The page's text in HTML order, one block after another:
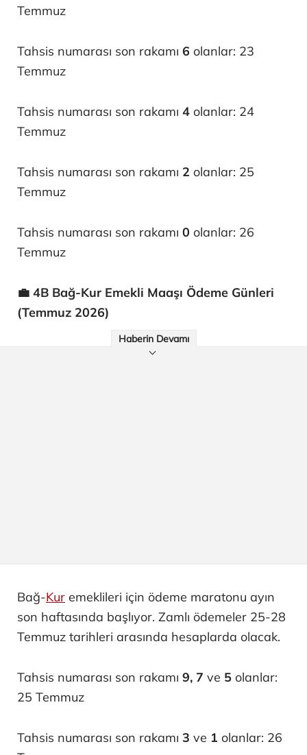
Temmuz
Tahsis numarası son rakamı 6 olanlar: 23
Temmuz
Tahsis numarası son rakamı 4 olanlar: 24
Temmuz
Tahsis numarası son rakamı 2 olanlar: 25
Temmuz
Tahsis numarası son rakamı 0 olanlar: 26
Temmuz
💼 4B Bağ-Kur Emekli Maaşı Ödeme Günleri
(Temmuz 2026)
Haberin Devamı
Bağ-Kur emeklileri için ödeme maratonu ayın
son haftasında başlıyor. Zamlı ödemeler 25-28
Temmuz tarihleri arasında hesaplarda olacak.
Tahsis numarası son rakamı 9, 7 ve 5 olanlar:
25 Temmuz
Tahsis numarası son rakamı 3 ve 1 olanlar: 26